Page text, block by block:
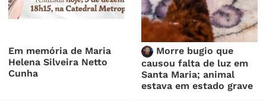
Em memória de Maria
Helena Silveira Netto
Cunha
Morre bugio que
causou falta de luz em
Santa Maria; animal
estava em estado grave